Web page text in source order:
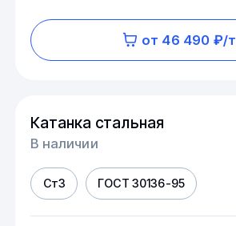
от 46 490 ₽/т
Катанка стальная
В наличии
Ст3 ГОСТ 30136-95